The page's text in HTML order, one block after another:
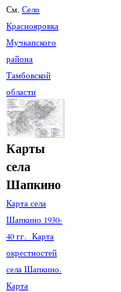
См. Село
Краснояровка
Мучкапского
района
Тамбовской
области
Карты
села
Шапкино
Карта села
Шапкино 1930-
40 гг. Карта
окрестностей
села Шапкино.
Карта